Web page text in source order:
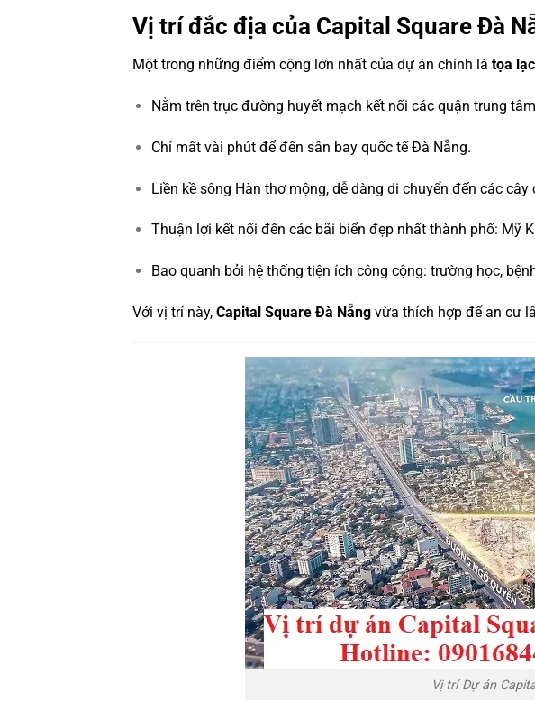
Vị trí đắc địa của Capital Square Đà
Một trong những điểm cộng lớn nhất của dự án chính là tọa
Nằm trên trục đường huyết mạch kết nối các quận trung
Chỉ mất vài phút để đến sân bay quốc tế Đà Nẵng.
Liền kề sông Hàn thơ mộng, dễ dàng di chuyển đến các
Thuận lợi kết nối đến các bãi biển đẹp nhất thành phố: Mỹ
Bao quanh bởi hệ thống tiện ích công cộng: trường học,
Với vị trí này, Capital Square Đà Nẵng vừa thích hợp để an cư
Vị trí Dự án